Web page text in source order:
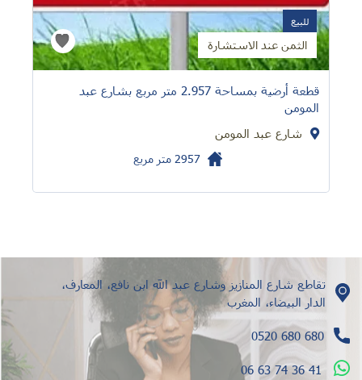
للبيع
الثمن عند الاستشارة
قطعة أرضية بمساحة 2.957 متر مربع بشارع عبد
المومن
شارع عبد المومن
2957 متر مربع
تقاطع شارع المنازيز وشارع عبد الله ابن نافع، المعارف،
الدار البيضاء، المغرب
0520 680 680
06 63 74 36 41